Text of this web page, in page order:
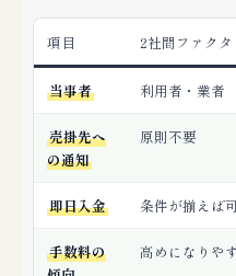
項目 2社間ファク
当事者 利用者・業者
売掛先へ
の通知
原則不要
即日入金 条件が揃えば
手数料の
高めになりや